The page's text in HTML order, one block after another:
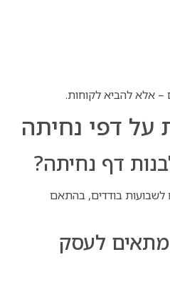
– אלא להביא לקוחות.
על דפי נחיתה
דף נחיתה?
לשבועות בודדים, בהתאם
לעסק